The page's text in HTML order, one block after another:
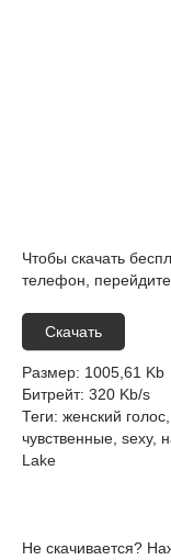
Чтобы скачать
телефон,
Скачать
Размер: 1005,61 Kb
Битрейт: 320 Kb/s
Теги: женский
чувственные, sexy,
Lake
Не скачивается?